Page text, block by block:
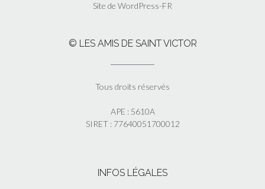
Site de WordPress-FR
© LES AMIS DE SAINT VICTOR
Tous droits réservés
APE : 5610A
SIRET : 77640051700012
INFOS LÉGALES